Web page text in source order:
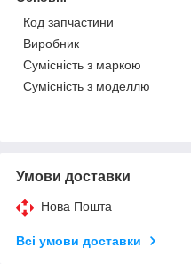
Код запчастини
Виробник
Сумісність з маркою
Сумісність з моделлю
Умови доставки
Нова Пошта
Всі умови доставки